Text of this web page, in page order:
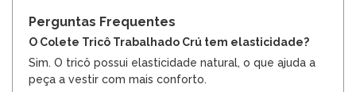
Perguntas Frequentes
O Colete Tricô Trabalhado Crú tem elasticidade?
Sim. O tricô possui elasticidade natural, o que ajuda a
peça a vestir com mais conforto.